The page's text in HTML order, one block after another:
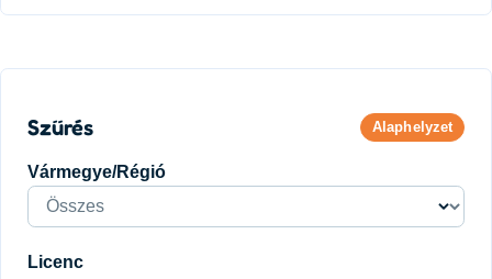
Szűrés Alaphelyzet
Vármegye/Régió
Licenc